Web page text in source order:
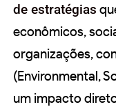
de estratégias
econômicos,
organizações,
(Environmental,
um impacto